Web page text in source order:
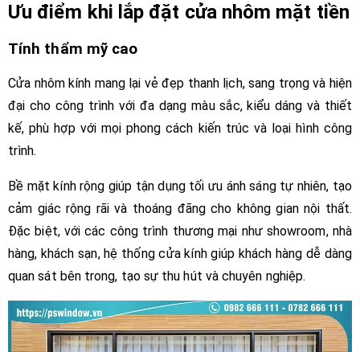
Ưu điểm khi lắp đặt cửa nhôm mặt tiền
Tính thẩm mỹ cao
Cửa nhôm kính mang lại vẻ đẹp thanh lịch, sang trọng và hiện
đại cho công trình với đa dạng màu sắc, kiểu dáng và thiết
kế, phù hợp với mọi phong cách kiến trúc và loại hình công
trình.
Bề mặt kính rộng giúp tận dụng tối ưu ánh sáng tự nhiên, tạo
cảm giác rộng rãi và thoáng đãng cho không gian nội thất.
Đặc biệt, với các công trình thương mại như showroom, nhà
hàng, khách sạn, hệ thống cửa kính giúp khách hàng dễ dàng
quan sát bên trong, tạo sự thu hút và chuyên nghiệp.